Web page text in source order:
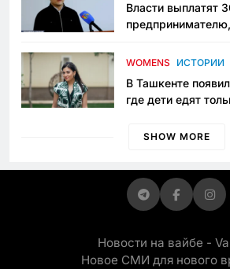
Власти выплатят
приговору
WOMENS ИСТОРИИ
В Ташкенте
где дети едят
просить «кашу
SHOW MORE
Новости на вайбе -
Новое СМИ для нового